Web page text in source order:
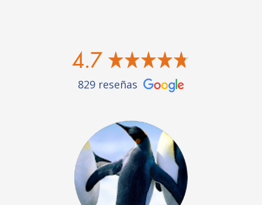
4.7
829 reseñas